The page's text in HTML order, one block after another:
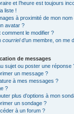
et l’heure est toujours
liste !
à proximité de mon nom
avatar ?
comment le modifier ?
courrield’un membre, on me
de messages
sujet ou poster une réponse
un message ?
à mes messages ?
?
plus d’options à mon
un sondage ?
à un forum ?